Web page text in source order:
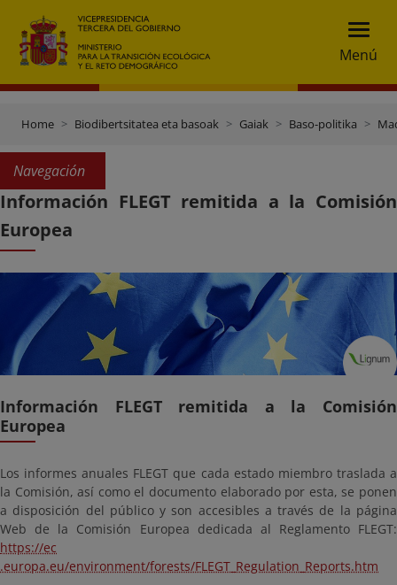
Menú
Home Biodibertsitatea eta basoak Gaiak Baso-politika
Navegación
Información FLEGT remitida a la Comisión
Europea
Información FLEGT remitida a la Comisión
Europea
Los informes anuales FLEGT que cada estado miembro traslada a
la Comisión, así como el documento elaborado por esta, se ponen
a disposición del público y son accesibles a través de la página
Web de la Comisión Europea dedicada al Reglamento FLEGT:
https://ec
.europa.eu/environment/forests/FLEGT_Regulation_Reports.htm